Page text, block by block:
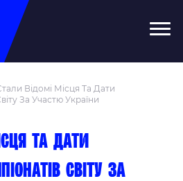
Відомі Місця Та Дати
За Участю України
та дати
світу за